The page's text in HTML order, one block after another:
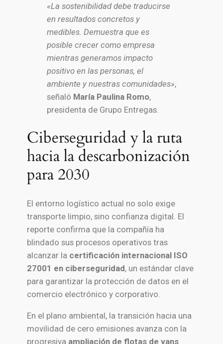
«La sostenibilidad debe traducirse
en resultados concretos y
medibles. Demuestra que es
posible crecer como empresa
mientras generamos impacto
positivo en las personas, el
ambiente y nuestras comunidades»,
señaló María Paulina Romo,
presidenta de Grupo Entregas.
Ciberseguridad y la ruta
hacia la descarbonización
para 2030
El entorno logístico actual no solo exige
transporte limpio, sino confianza digital. El
reporte confirma que la compañía ha
blindado sus procesos operativos tras
alcanzar la certificación internacional ISO
27001 en ciberseguridad, un estándar clave
para garantizar la protección de datos en el
comercio electrónico y corporativo.
En el plano ambiental, la transición hacia una
movilidad de cero emisiones avanza con la
progresiva ampliación de flotas de vans